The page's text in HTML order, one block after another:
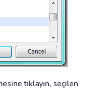
tıklayın, seçilen